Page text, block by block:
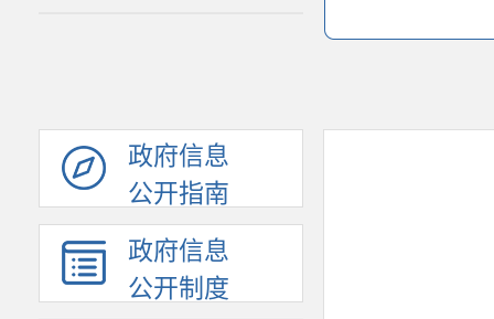
政府信息
公开指南
政府信息
公开制度